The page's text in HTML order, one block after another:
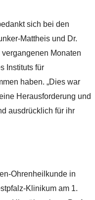
sich bei den
Mattheis und Dr.
Monaten
Instituts für
haben. „Dies war
Herausforderung und
ausdrücklich für ihr
Ohrenheilkunde in
Klinikum am 1.